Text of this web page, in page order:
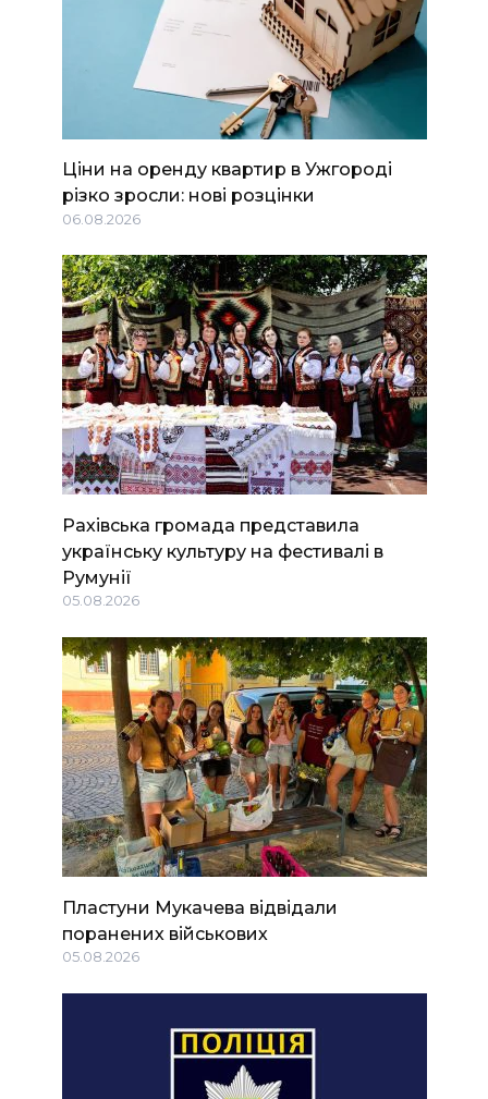
Ціни на оренду квартир в Ужгороді
різко зросли: нові розцінки
06.08.2026
Рахівська громада представила
українську культуру на фестивалі в
Румунії
05.08.2026
Пластуни Мукачева відвідали
поранених військових
05.08.2026